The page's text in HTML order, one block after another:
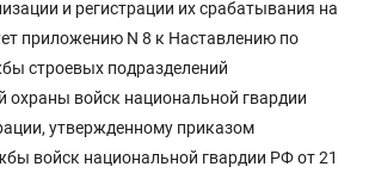
и регистрации их срабатывания на
приложению N 8 к Наставлению по
строевых подразделений
охраны войск национальной гвардии
утвержденному приказом
войск национальной гвардии РФ от 21